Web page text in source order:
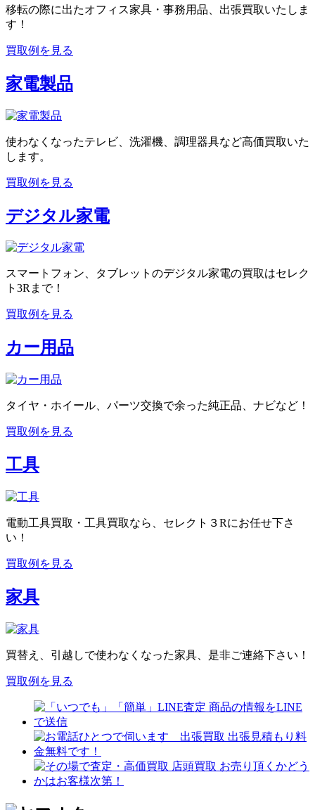
移転の際に出たオフィス家具・事務用品、出張買取いたしま
す！
買取例を見る
家電製品
使わなくなったテレビ、洗濯機、調理器具など高価買取いた
します。
買取例を見る
デジタル家電
スマートフォン、タブレットのデジタル家電の買取はセレク
ト3Rまで！
買取例を見る
カー用品
タイヤ・ホイール、パーツ交換で余った純正品、ナビなど！
買取例を見る
工具
電動工具買取・工具買取なら、セレクト３Rにお任せ下さ
い！
買取例を見る
家具
買替え、引越しで使わなくなった家具、是非ご連絡下さい！
買取例を見る